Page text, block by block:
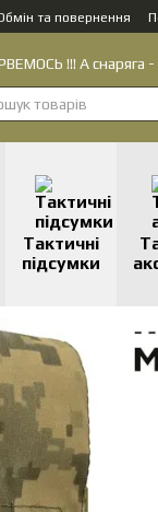
та повернення
!!! А снаряга -
Тактичні
підсумки